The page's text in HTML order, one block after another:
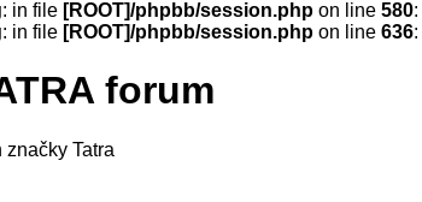
: in file [ROOT]/phpbb/session.php on line 580:
: in file [ROOT]/phpbb/session.php on line 636:
forum
Tatra